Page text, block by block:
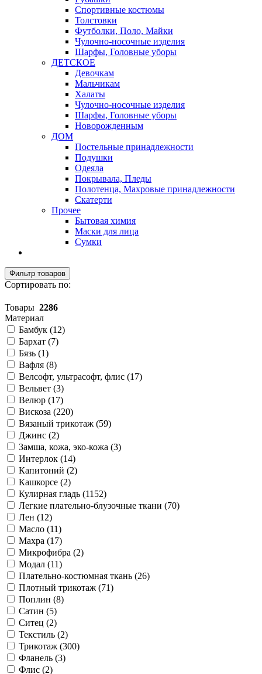
Спортивные костюмы
Толстовки
Футболки, Поло, Майки
Чулочно-носочные изделия
Шарфы, Головные уборы
ДЕТСКОЕ
Девочкам
Мальчикам
Халаты
Чулочно-носочные изделия
Шарфы, Головные уборы
Новорожденным
ДОМ
Постельные принадлежности
Подушки
Одеяла
Покрывала, Пледы
Полотенца, Махровые принадлежности
Скатерти
Прочее
Бытовая химия
Маски для лица
Сумки
Фильтр товаров
Сортировать по:
Товары 2286
Материал
Бамбук (12)
Бархат (7)
Бязь (1)
Вафля (8)
Велсофт, ультрасофт, флис (17)
Вельвет (3)
Велюр (17)
Вискоза (220)
Вязаный трикотаж (59)
Джинс (2)
Замша, кожа, эко-кожа (3)
Интерлок (14)
Капитоний (2)
Кашкорсе (2)
Кулирная гладь (1152)
Легкие плательно-блузочные ткани (70)
Лен (12)
Масло (11)
Махра (17)
Микрофибра (2)
Модал (11)
Плательно-костюмная ткань (26)
Плотный трикотаж (71)
Поплин (8)
Сатин (5)
Ситец (2)
Текстиль (2)
Трикотаж (300)
Фланель (3)
Флис (2)